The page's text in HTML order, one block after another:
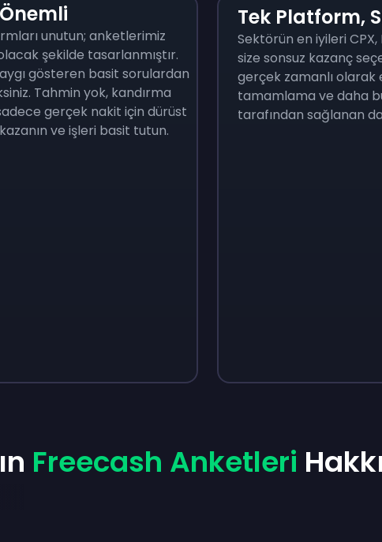
unutun; anketlerimiz
şekilde tasarlanmıştır.
gösteren basit sorulardan
Tahmin yok, kandırma
gerçek nakit için dürüst
kazanın ve işleri basit tutun.
Tek Platform,
Sektörün en iyileri
size sonsuz kazanç
gerçek zamanlı olarak
tamamlama ve daha
tarafından sağlanan
Freecash Anketleri